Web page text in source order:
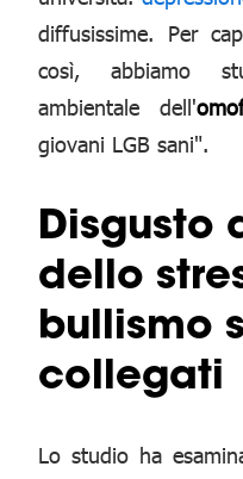
diffusissime. Per
così, abbiamo
ambientale dell'
giovani LGB sani".
Disgusto
dello
bullismo
collegati
Lo studio ha